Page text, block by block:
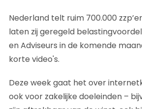
Nederland telt ruim 700.000
laten zij geregeld
en Adviseurs in de komende
korte video's.
Deze week gaat het over
ook voor zakelijke doeleinden –